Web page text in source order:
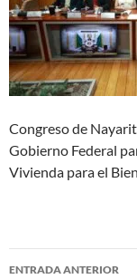
Congreso de
Gobierno Federal
Vivienda para el
Navegación
ENTRADA ANTERIOR